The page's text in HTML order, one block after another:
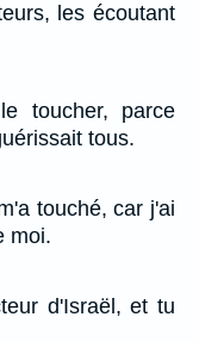
les écoutant
toucher, parce
tous.
touché, car j'ai
moi.
d'Israël, et tu